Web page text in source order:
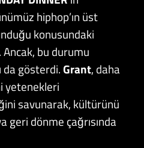
hiphop’ın üst
konusundaki
bu durumu
da gösterdi.Grant, daha
yetenekleri
savunarak, kültürünü
geri dönme çağrısında